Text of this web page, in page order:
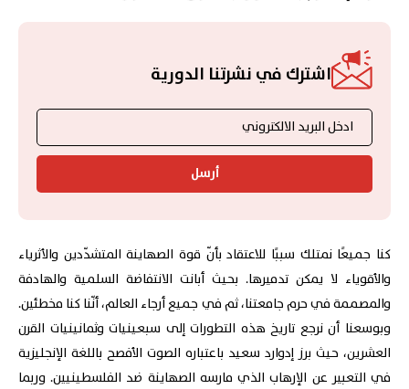
اشترك في نشرتنا الدورية
أرسل
كنا جميعًا نمتلك سببًا للاعتقاد بأنّ قوة الصهاينة المتشدّدين والأثرياء
والأقوياء لا يمكن تدميرها. بحيث أبانت الانتفاضة السلمية والهادفة
والمصممة في حرم جامعتنا، ثم في جميع أرجاء العالم، أنّنا كنا مخطئين.
وبوسعنا أن نرجع تاريخ هذه التطورات إلى سبعينيات وثمانينيات القرن
العشرين، حيث برز إدوارد سعيد باعتباره الصوت الأفصح باللغة الإنجليزية
في التعبير عن الإرهاب الذي مارسه الصهاينة ضد الفلسطينيين. وربما